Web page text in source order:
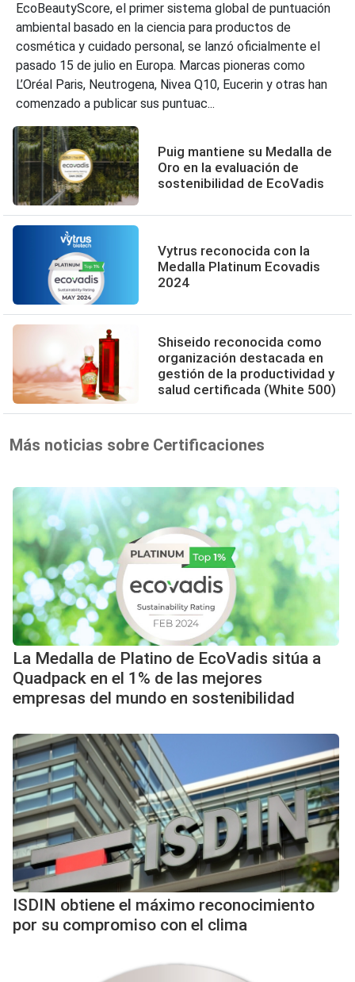
EcoBeautyScore, el primer sistema global de puntuación
ambiental basado en la ciencia para productos de
cosmética y cuidado personal, se lanzó oficialmente el
pasado 15 de julio en Europa. Marcas pioneras como
L’Oréal Paris, Neutrogena, Nivea Q10, Eucerin y otras han
comenzado a publicar sus puntuac...
Puig mantiene su Medalla de
Oro en la evaluación de
sostenibilidad de EcoVadis
Vytrus reconocida con la
Medalla Platinum Ecovadis
2024
Shiseido reconocida como
organización destacada en
gestión de la productividad y
salud certificada (White 500)
Más noticias sobre Certificaciones
La Medalla de Platino de EcoVadis sitúa a
Quadpack en el 1% de las mejores
empresas del mundo en sostenibilidad
ISDIN obtiene el máximo reconocimiento
por su compromiso con el clima